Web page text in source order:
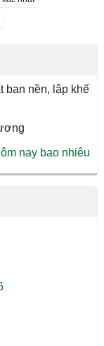
ban nền, lập khế
nay bao nhiêu